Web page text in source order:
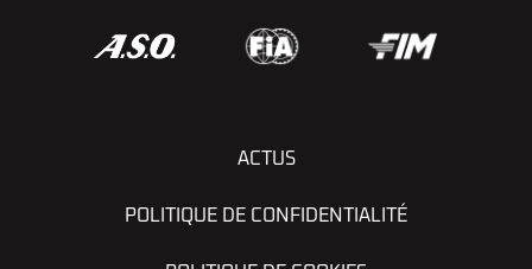
ACTUS
POLITIQUE DE CONFIDENTIALITÉ